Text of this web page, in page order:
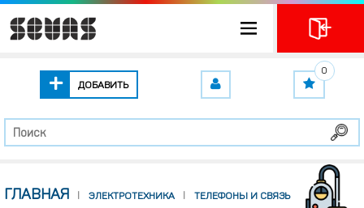
ДОБАВИТЬ
0
ГЛАВНАЯ ЭЛЕКТРОТЕХНИКА ТЕЛЕФОНЫ И СВЯЗЬ